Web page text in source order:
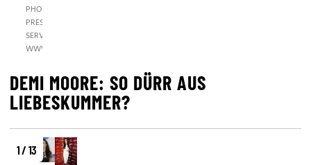
PHOTO
PRESS
SERVICE,
WWW.PPS.AT
DEMI MOORE: SO DÜRR AUS
LIEBESKUMMER?
1 / 13